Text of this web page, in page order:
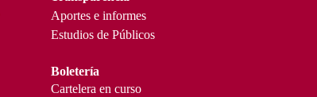
Aportes e informes
Estudios de Públicos
Boletería
Cartelera en curso